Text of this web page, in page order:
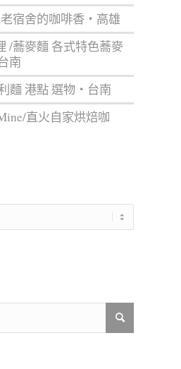
宿舍的咖啡香‧高雄
/蕎麥麵 各式特色蕎麥
南
麵 港點 選物‧台南
直火自家烘焙咖